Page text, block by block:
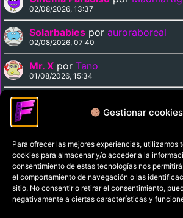
Gestionar cookies
Para ofrecer las mejores experiencias, utilizamos
cookies para almacenar y/o acceder a la
consentimiento de estas tecnologías nos
el comportamiento de navegación o las
sitio. No consentir o retirar el consentimiento,
negativamente a ciertas características y
02/08/2026, 13:37
Solarbabies por auroraboreal
02/08/2026, 07:40
Mr. X por Tano
01/08/2026, 15:34
Medusa Against the Son of
01/08/2026, 15:15
Política de privacidad
Términos y
Política de cookies
Aviso Legal